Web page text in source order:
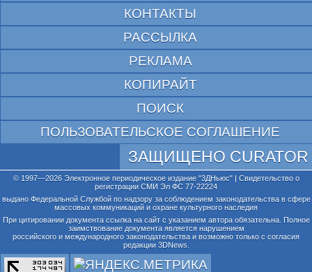
КОНТАКТЫ
РАССЫЛКА
РЕКЛАМА
КОПИРАЙТ
ПОИСК
ПОЛЬЗОВАТЕЛЬСКОЕ СОГЛАШЕНИЕ
ЗАЩИЩЕНО CURATOR
© 1997—2026 Электронное периодическое издание "3ДНьюс" | Свидетельство о
регистрации СМИ Эл ФС 77-22224
выдано Федеральной Службой по надзору за соблюдением законодательства в сфере
массовых коммуникаций и охране культурного наследия
При цитировании документа ссылка на сайт с указанием автора обязательна. Полное
заимствование документа является нарушением
российского и международного законодательства и возможно только с согласия
редакции 3DNews.